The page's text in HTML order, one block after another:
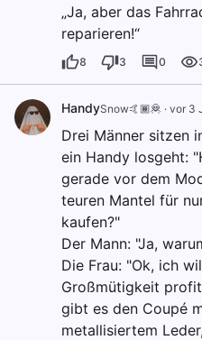
„Ja, aber das
reparieren!“
8 3 0
HandySnow🤙🏾🦧 · vor 3
Drei Männer sitzen
ein Handy losgeht:
gerade vor dem
teuren Mantel für
kaufen?"
Der Mann: "Ja,
Die Frau: "Ok, ich
Großmütigkeit
gibt es den Coupé
metallisiertem